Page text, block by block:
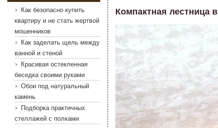
Компактная лестница
Компактная лестница в подвал
Как безопасно купить
квартиру и не стать жертвой
мошенников
Как заделать щель между
ванной и стеной
Красивая остекленная
беседка своими руками
Обои под натуральный
камень
Подборка практичных
стеллажей с полками